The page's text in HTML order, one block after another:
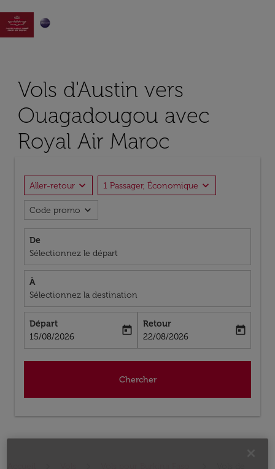

Vols d'Austin vers
Ouagadougou avec
Royal Air Maroc
Aller-retour expand_more 1 Passager, Économique expand_more
Code promo expand_more
De
Sélectionnez le départ
À
Sélectionnez la destination
Départ
fc-booking-departure-date-aria-label
15/08/2026
today
Retour
fc-booking-return-date-aria-label
22/08/2026
today
Chercher